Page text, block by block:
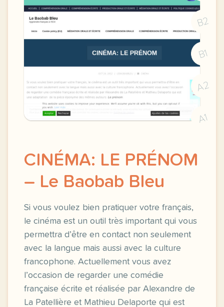
B2
B1
A2
A1
CINÉMA: LE PRÉNOM
– Le Baobab Bleu
Si vous voulez bien pratiquer votre français,
le cinéma est un outil très important qui vous
permettra d’être en contact non seulement
avec la langue mais aussi avec la culture
francophone. Actuellement vous avez
l’occasion de regarder une comédie
française écrite et réalisée par Alexandre de
La Patellière et Mathieu Delaporte qui est